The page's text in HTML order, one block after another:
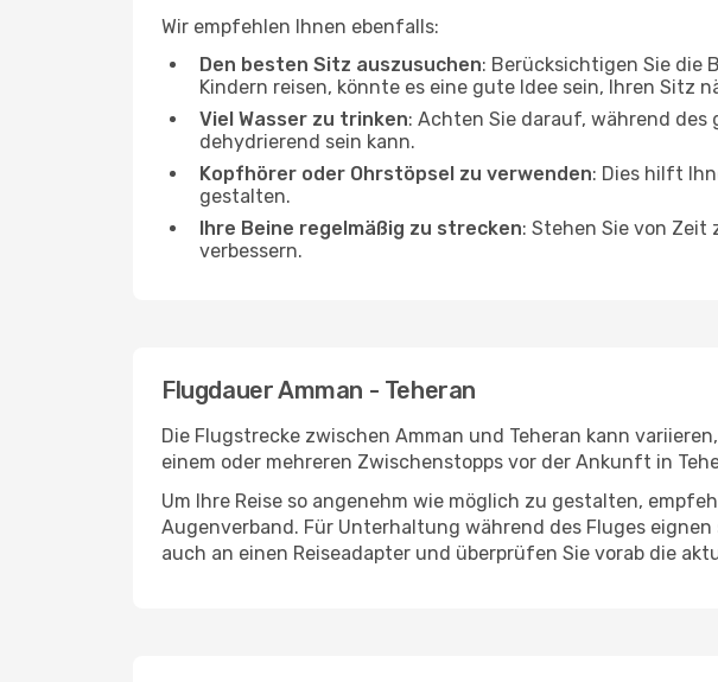
Wir empfehlen Ihnen ebenfalls:
Den besten Sitz auszusuchen: Berücksichtigen Sie die
Kindern reisen, könnte es eine gute Idee sein, Ihren Sitz
Viel Wasser zu trinken: Achten Sie darauf, während des
dehydrierend sein kann.
Kopfhörer oder Ohrstöpsel zu verwenden: Dies hilft
gestalten.
Ihre Beine regelmäßig zu strecken: Stehen Sie von
verbessern.
Flugdauer Amman - Teheran
Die Flugstrecke zwischen Amman und Teheran kann
einem oder mehreren Zwischenstopps vor der Ankunft in
Um Ihre Reise so angenehm wie möglich zu gestalten,
Augenverband. Für Unterhaltung während des Fluges
auch an einen Reiseadapter und überprüfen Sie vorab die